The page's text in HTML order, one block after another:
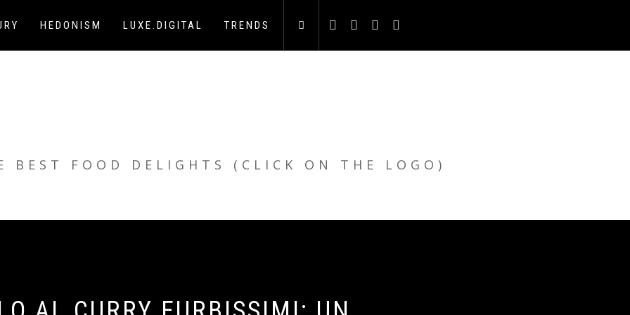
HEDONISM LUXE.DIGITAL TRENDS
BEST FOOD DELIGHTS (CLICK ON THE LOGO)